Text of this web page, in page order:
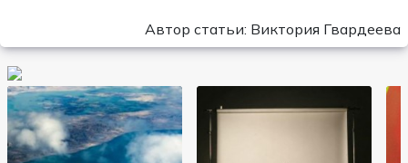
Автор статьи: Виктория Гвардеева